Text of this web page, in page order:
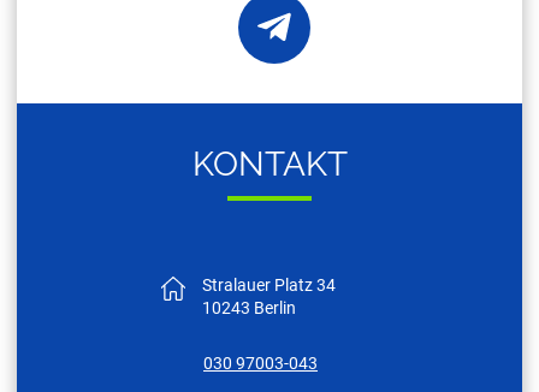
KON­TAKT
Stralauer Platz 34
10243 Berlin
030 97003-043